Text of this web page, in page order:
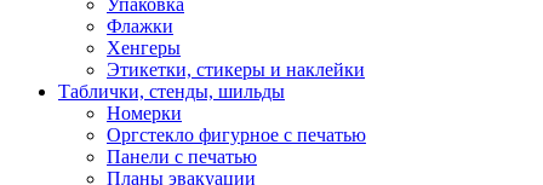
Упаковка
Флажки
Хенгеры
Этикетки, стикеры и наклейки
Таблички, стенды, шильды
Номерки
Оргстекло фигурное с печатью
Панели с печатью
Планы эвакуации